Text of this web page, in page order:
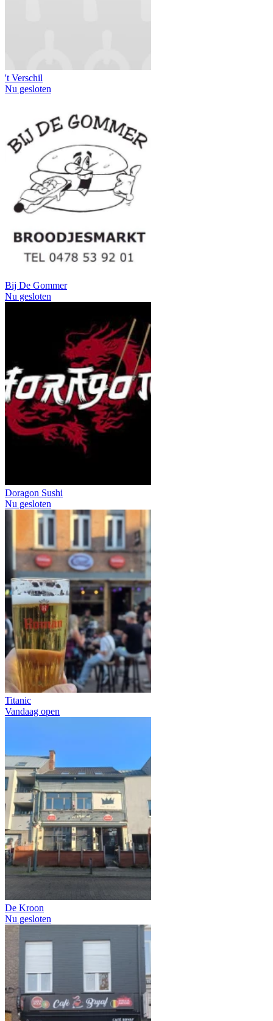
't Verschil
Nu gesloten
Bij De Gommer
Nu gesloten
Doragon Sushi
Nu gesloten
Titanic
Vandaag open
De Kroon
Nu gesloten